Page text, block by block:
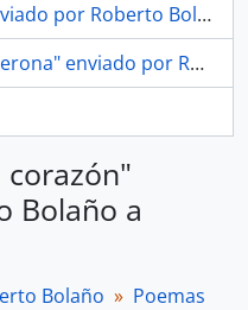
Bolaño a Soledad Bianchi
Roberto Bolaño a Soledad Bianchi
Bolaño a
Bolaño
Poemas